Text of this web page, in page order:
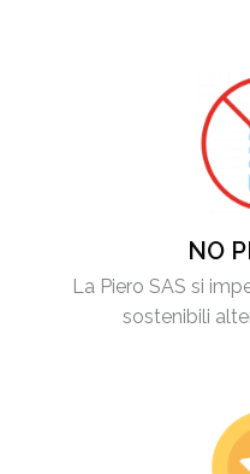
NO
La Piero SAS si
sostenibili